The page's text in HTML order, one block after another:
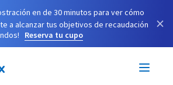
en de 30 minutos para ver cómo
a alcanzar tus objetivos de recaudación
Reserva tu cupo
×